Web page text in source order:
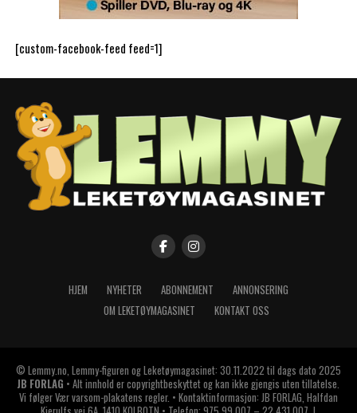
[custom-facebook-feed feed=1]
HJEM NYHETER ABONNEMENT
ANNONSERING
OM LEKETØYMAGASINET
KONTAKT OSS
© Lemmy.no, Lemmy-figuren og Leketøymagasinet: 30.11.2022 til dags dato 2025
JB FORLAG • Alt innhold er copyrightbeskyttet og kan ikke gjengis uten tillatelse.
Vi følger Vær varsom-plakatens regler. • Kontaktinformasjon: JB FORLAG, Halfdan